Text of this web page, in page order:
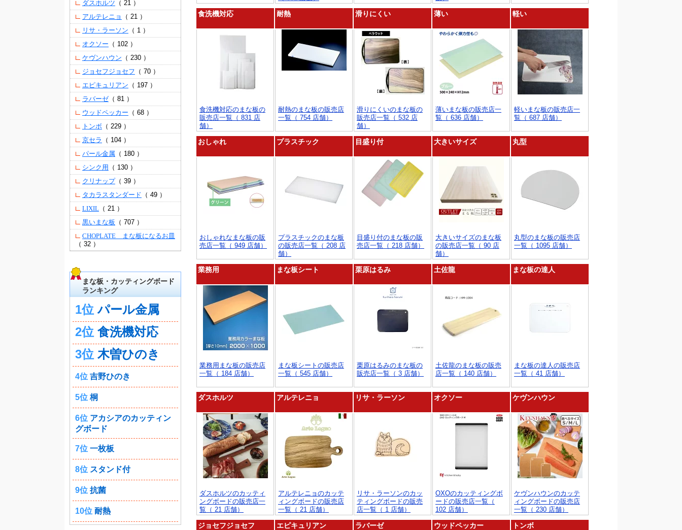
食洗機対応
食洗機対応のまな板の
販売店一覧（ 831 店
舗）
耐熱
耐熱のまな板の販売店
一覧（ 754 店舗）
滑りにくい
滑りにくいのまな板の
販売店一覧（ 532 店
舗）
薄い
薄いまな板の販売店一
覧（ 636 店舗）
軽い
軽いまな板の販売店一
覧（ 687 店舗）
おしゃれ
おしゃれなまな板の販
売店一覧（ 949 店舗）
プラスチック
プラスチックのまな板
の販売店一覧（ 208 店
舗）
目盛り付
目盛り付のまな板の販
売店一覧（ 218 店舗）
大きいサイズ
大きいサイズのまな板
の販売店一覧（ 90 店
舗）
丸型
丸型のまな板の販売店
一覧（ 1095 店舗）
業務用
業務用まな板の販売店
一覧（ 184 店舗）
まな板シート
まな板シートの販売店
一覧（ 545 店舗）
栗原はるみ
栗原はるみのまな板の
販売店一覧（ 3 店舗）
土佐龍
土佐龍のまな板の販売
店一覧（ 140 店舗）
まな板の達人
まな板の達人の販売店
一覧（ 41 店舗）
ダスホルツ
ダスホルツのカッティ
ングボードの販売店一
覧（ 21 店舗）
アルテレニョ
アルテレニョのカッテ
ィングボードの販売店
一覧（ 21 店舗）
リサ・ラーソン
リサ・ラーソンのカッ
ティングボードの販売
店一覧（ 1 店舗）
オクソー
OXOのカッティングボ
ードの販売店一覧（
102 店舗）
ケヴンハウン
ケヴンハウンのカッテ
ィングボードの販売店
一覧（ 230 店舗）
ジョセフジョセフ エピキュリアン ラバーゼ ウッドペッカー トンボ
ダスホルツ （ 21 ）
アルテレニョ （ 21 ）
リサ・ラーソン （ 1 ）
オクソー （ 102 ）
ケヴンハウン （ 230 ）
ジョセフジョセフ （ 70 ）
エピキュリアン （ 197 ）
ラバーゼ（ 81 ）
ウッドペッカー （ 68 ）
トンボ （ 229 ）
京セラ （ 104 ）
パール金属 （ 180 ）
シンク用 （ 130 ）
クリナップ（ 39 ）
タカラスタンダード （ 49 ）
LIXIL （ 21 ）
黒いまな板 （ 707 ）
CHOPLATE まな板になるお皿
（ 32 ）
まな板・カッティングボード
ランキング
1位パール金属
2位 食洗機対応
3位 木曽ひのき
4位 吉野ひのき
5位 桐
6位 アカシアのカッティン
グボード
7位 一枚板
8位 スタンド付
9位 抗菌
10位 耐熱